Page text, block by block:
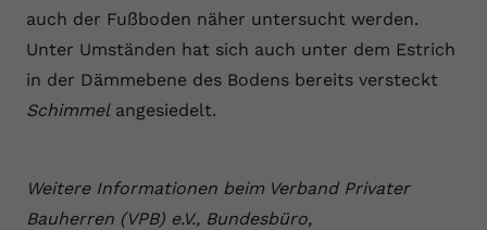
auch der Fußboden näher untersucht werden.
Unter Umständen hat sich auch unter dem Estrich
in der Dämmebene des Bodens bereits versteckt
Schimmelangesiedelt.
Weitere Informationen beim Verband Privater
Bauherren (VPB) e.V., Bundesbüro,